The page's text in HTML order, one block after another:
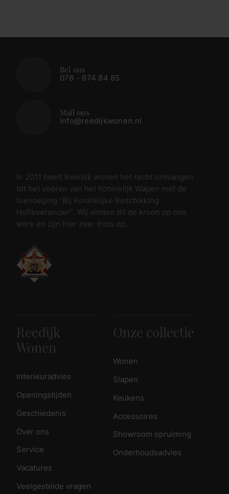
Bel ons
078 - 674 84 85
Mail ons
info@reedijkwonen.nl
In 2011 heeft Reedijk wonen het recht ontvangen
tot het voeren van het Koninklijk Wapen met de
toevoeging “Bij Koninklijke Beschikking
Hofleverancier”. Wij vinden dit de kroon op ons
werk en zijn hier zeer trots op.
Reedijk
Wonen
Interieuradvies
Openingstijden
Geschiedenis
Over ons
Service
Vacatures
Veelgestelde vragen
Onze collectie
Wonen
Slapen
Keukens
Accessoires
Showroom opruiming
Onderhoudsadvies